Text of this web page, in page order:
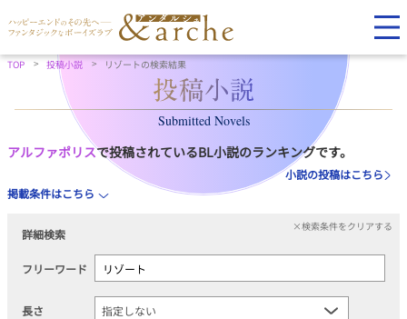
TOP 投稿小説 リゾートの検索結果
Submitted Novels
アルファポリスで投稿されているBL小説のランキングです。
小説の投稿はこちら
掲載条件はこちら
詳細検索
×検索条件をクリアする
フリーワード
長さ